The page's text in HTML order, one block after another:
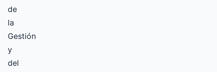
de
la
Gestión
y
del